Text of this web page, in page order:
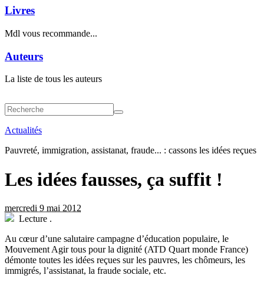
Livres
Mdl vous recommande...
Auteurs
La liste de tous les auteurs
Actualités
Pauvreté, immigration, assistanat, fraude... : cassons les idées reçues
Les idées fausses, ça suffit !
mercredi 9 mai 2012
Lecture .
Au cœur d’une salutaire campagne d’éducation populaire, le
Mouvement Agir tous pour la dignité (ATD Quart monde France)
démonte toutes les idées reçues sur les pauvres, les chômeurs, les
immigrés, l’assistanat, la fraude sociale, etc.